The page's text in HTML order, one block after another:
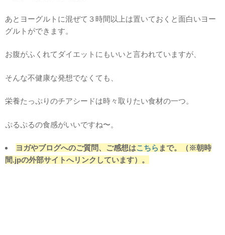
あとヨーグルトに混ぜて３時間以上は置いておくと面白いヨー
グルトができます。
お腹がふくれてダイエットにもいいと言われていますが、
そんな不健康な発想でなくても、
栄養たっぷりのチアシードは時々取りたい食材の一つ。
ぷるぷるの食感がいいですね〜。
ヨガやブログへのご質問、ご感想はこちら まで。（※朝時
間.jpの外部サイトへリンクしています）。